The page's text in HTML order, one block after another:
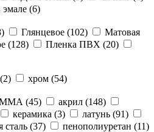
(6)
) Глянцевое (102)
Матовая
(128) Пленка ПВХ (20)
2) хром (54)
(45) акрил (148)
керамика (3) латунь (91)
сталь (37) пенополиуретан (11)